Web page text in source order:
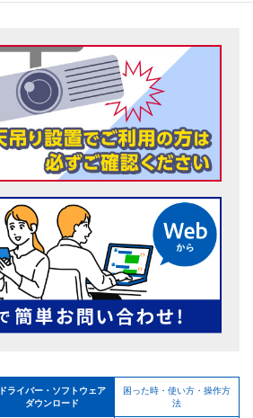
ドライバー・ソフトウェア
ダウンロード
困った時・使い方・操作方
法